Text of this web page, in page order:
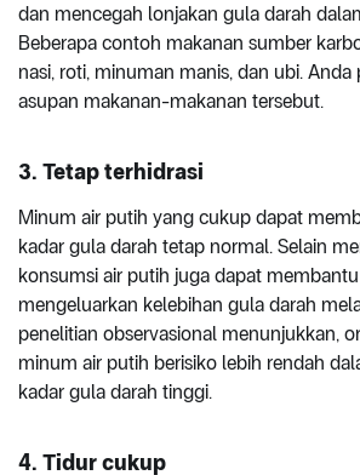
dan mencegah lonjakan gula darah
Beberapa contoh makanan sumber
nasi, roti, minuman manis, dan ubi.
asupan makanan-makanan tersebut.
3. Tetap terhidrasi
Minum air putih yang cukup dapat
kadar gula darah tetap normal. Selain
konsumsi air putih juga dapat
mengeluarkan kelebihan gula darah
penelitian observasional menunjukkan,
minum air putih berisiko lebih rendah
kadar gula darah tinggi.
4. Tidur cukup